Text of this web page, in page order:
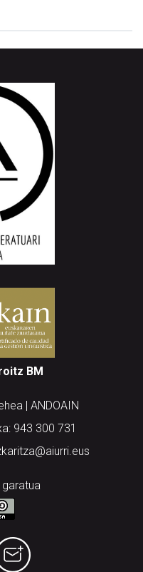
BM
| ANDOAIN
943 300 731